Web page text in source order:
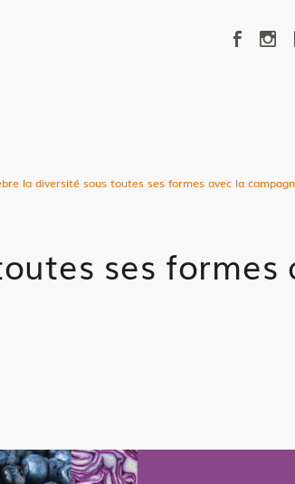
la diversité sous toutes ses formes avec la
ses formes